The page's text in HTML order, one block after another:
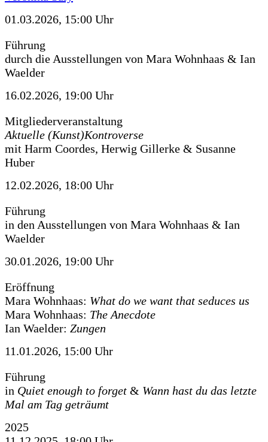
01.03.2026, 15:00 Uhr
Führung
durch die Ausstellungen von Mara Wohnhaas & Ian
Waelder
16.02.2026, 19:00 Uhr
Mitgliederveranstaltung
Aktuelle (Kunst)Kontroverse
mit Harm Coordes, Herwig Gillerke & Susanne
Huber
12.02.2026, 18:00 Uhr
Führung
in den Ausstellungen von Mara Wohnhaas & Ian
Waelder
30.01.2026, 19:00 Uhr
Eröffnung
Mara Wohnhaas: What do we want that seduces us
Mara Wohnhaas: The Anecdote
Ian Waelder: Zungen
11.01.2026, 15:00 Uhr
Führung
in Quiet enough to forget & Wann hast du das letzte
Mal am Tag geträumt
2025